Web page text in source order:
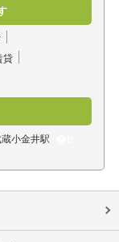
貸
小金井駅